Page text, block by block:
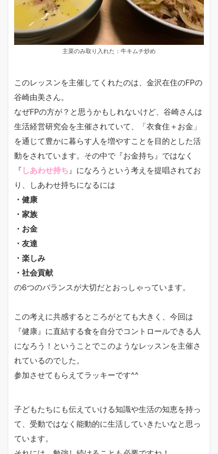
主菜のみ取り入れた：牛キムチ炒め
このレッスンを主催してくれたのは、金沢在住のFPの
谷崎由美さん。
なぜFPの方が？と思うかもしれないけど、谷崎さんは
生活経営研究会を主催されていて、「衣食住＋お金」
を通じて豊かに暮らす人を増やすことを目的とした活
動をされています。その中で『お金持ち』ではなく
『 しあわせ持ち』になろうという考えを提唱されてお
り、しあわせ持ちになるには
・健康
・家族
・お金
・友達
・楽しみ
・社会貢献
の6つのバランスが大切だとおっしゃっています。
この考えに共感するところがとても大きく、今回は
『健康』に直結する食を自分でコントロールできる人
になろう！ということでこのようなレッスンを主催さ
れているのでした。
参加させてもらえてラッキーです^^
子どもたちにも伝えていける知識や生活の知恵を持っ
て、受動ではなく能動的に生活していきたいなと思っ
ています。